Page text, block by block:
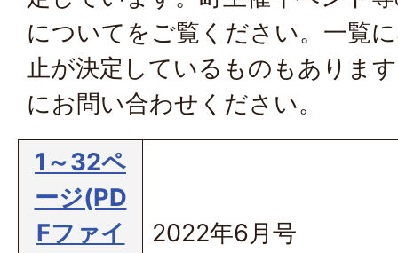
について をご覧ください。一覧
止が決定しているものもありま
にお問い合わせください。
1～32ペ
ージ(PD
Fファイ
2022年6月号